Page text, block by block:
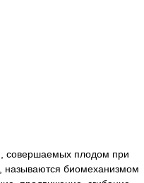
совершаемых плодом при
называются биомеханизмом